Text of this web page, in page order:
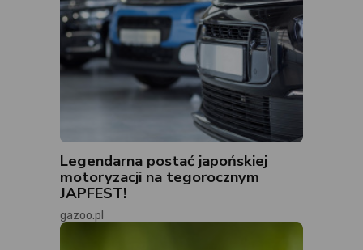
Legendarna postać japońskiej
motoryzacji na tegorocznym
JAPFEST!
gazoo.pl